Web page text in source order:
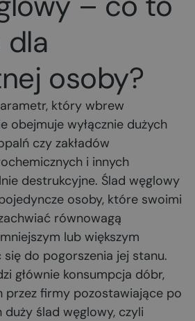
dla
osoby?
który wbrew
obejmuje wyłącznie dużych
czy zakładów
i innych
destrukcyjne. Ślad węglowy
osoby, które swoimi
równowagą
lub większym
do pogorszenia jej stanu.
głównie konsumpcja dóbr,
przez firmy pozostawiające po
duży ślad węglowy, czyli